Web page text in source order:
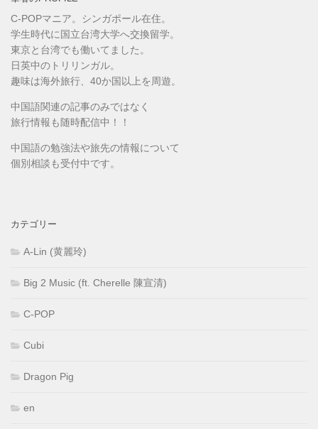
C-POPマニア。シンガポール在住。
学生時代に国立台湾大学へ交換留学。
東京と台湾でも働いてました。
日英中のトリリンガル。
趣味は海外旅行、40か国以上を周遊。
中国語関連の記事のみではなく
旅行情報も随時配信中！！
中国語の勉強法や旅先の情報について
個別相談も受付中です。
カテゴリー
A-Lin (黄麗玲)
Big 2 Music (ft. Cherelle 陳宣清)
C-POP
Cubi
Dragon Pig
en